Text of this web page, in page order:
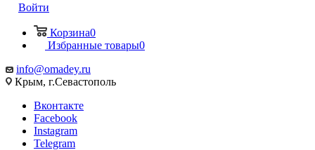
Войти
Корзина0
Избранные товары0
info@omadey.ru
Крым, г.Севастополь
Вконтакте
Facebook
Instagram
Telegram